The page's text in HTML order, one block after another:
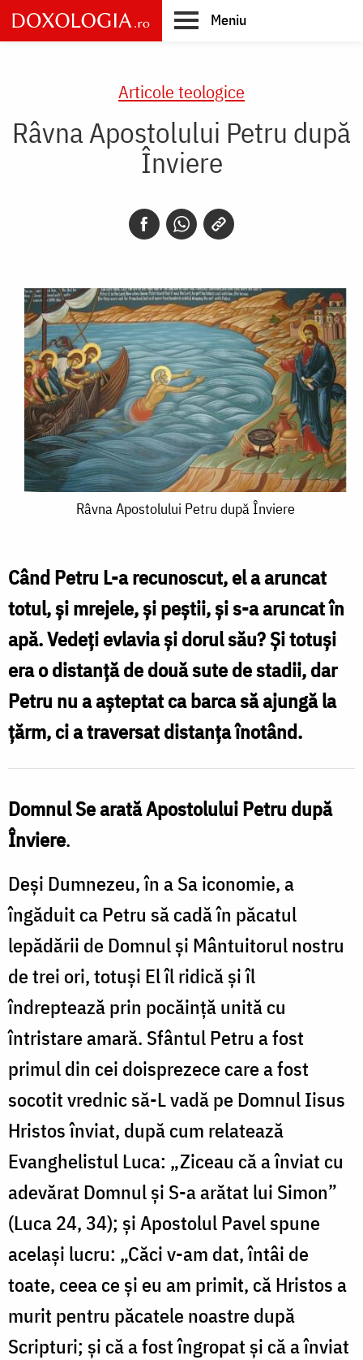
Skip
to
main
Meniu
Articole teologice
Râvna Apostolului Petru după
Înviere
Petru
după
Înviere
Râvna Apostolului Petru după Înviere
Când Petru L-a recunoscut, el a aruncat
totul, şi mrejele, şi peştii, şi s-a aruncat în
apă. Vedeţi evlavia şi dorul său? Și totuşi
era o distanţă de două sute de stadii, dar
Petru nu a aşteptat ca barca să ajungă la
ţărm, ci a traversat distanţa înotând.
Domnul Se arată Apostolului Petru după
Înviere.
Deşi Dumnezeu, în a Sa iconomie, a
îngăduit ca Petru să cadă în păcatul
lepădării de Domnul şi Mântuitorul nostru
de trei ori, totuşi El îl ridică şi îl
îndreptează prin pocăinţă unită cu
întristare amară. Sfântul Petru a fost
primul din cei doisprezece care a fost
socotit vrednic să-L vadă pe Domnul Iisus
Hristos înviat, după cum relatează
Evanghelistul Luca: „Ziceau că a înviat cu
adevărat Domnul şi S-a arătat lui Simon”
(Luca 24, 34); şi Apostolul Pavel spune
acelaşi lucru: „Căci v-am dat, întâi de
toate, ceea ce şi eu am primit, că Hristos a
murit pentru păcatele noastre după
Scripturi; şi că a fost îngropat şi că a înviat